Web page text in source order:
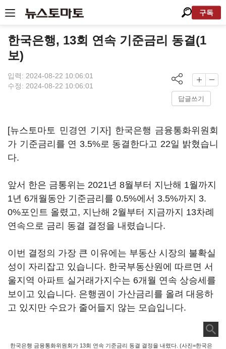
구독
한국은행, 13회 연속 기준금리 동결(1
보)
입력: 2024-08-22 10:06:01
수정: 2024-08-22 10:06:01
답글쓰기
[뉴스토마토 민경연 기자] 한국은행 금융통화위원회
가 기준금리를 연 3.5%로 동결한다고 22일 밝혔습니
다.
앞서 한은 금통위는 2021년 8월부터 지난해 1월까지
1년 6개월동안 기준금리를 0.5%에서 3.5%까지 3.
0%포인트 올렸고, 지난해 2월부터 지금까지 13차례
연속으로 금리 동결 결정을 내렸습니다.
이번 결정의 가장 큰 이유에는 부동산 시장의 불확실
성이 자리잡고 있습니다. 한국부동산원에 따르면 서
울지역 아파트 실거래가지수는 6개월 연속 상승세를
보이고 있습니다. 은행권이 가산금리를 올려 대응하
고 있지만 수요가 줄어들지 않는 모습입니다.
한국은행 금융통화위원회가 13회 연속 기준금리 동결 결정을 내렸다. (사진=한국은